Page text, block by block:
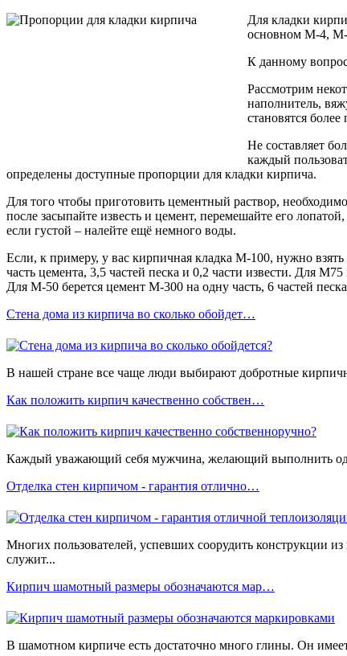
Для кладки
основном М-4,
К данному
Рассмотрим
наполнитель,
становятся
Не составляет
каждый
определены доступные пропорции для кладки кирпича.
Для того чтобы приготовить цементный раствор,
после засыпайте известь и цемент, перемешайте его
если густой – налейте ещё немного воды.
Если, к примеру, у вас кирпичная кладка М-100, нужно
часть цемента, 3,5 частей песка и 0,2 части извести. Для
Для М-50 берется цемент М-300 на одну часть, 6 частей
Стена дома из кирпича во сколько обойдет…
В нашей стране все чаще люди выбирают добротные
Как положить кирпич качественно собствен…
Каждый уважающий себя мужчина, желающий выполнить
Отделка стен кирпичом - гарантия отлично…
Многих пользователей, успевших соорудить конструкции
служит...
Кирпич шамотный размеры обозначаются мар…
В шамотном кирпиче есть достаточно много глины. Он